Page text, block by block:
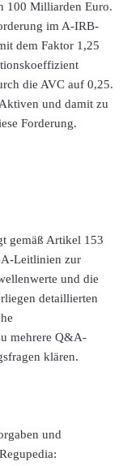
100 Milliarden Euro.
im A-IRB-
dem Faktor 1,25
die AVC auf 0,25.
und damit zu
Forderung.
gemäß Artikel 153
Leitlinien zur
und die
detaillierten
mehrere Q&A-
klären.
und